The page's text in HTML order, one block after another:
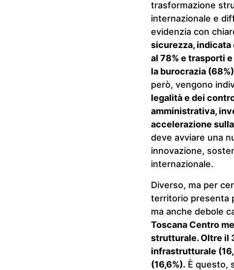
trasformazione
internazionale e
evidenzia con
sicurezza, indicata
al 78% e trasporti
la burocrazia
però, vengono
legalità e dei
amministrativa,
accelerazione
deve avviare una
innovazione,
internazionale.
Diverso, ma per
territorio presenta
ma anche debole
Toscana Centro
strutturale. Oltre il
infrastrutturale
(16,6%). È questo,